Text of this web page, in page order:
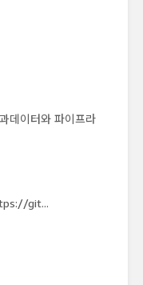
데이터와 파이프라
git...